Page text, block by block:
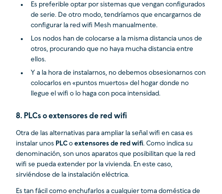
Es preferible optar por sistemas que vengan configurados
de serie. De otro modo, tendríamos que encargarnos de
configurar la red wifi Mesh manualmente.
Los nodos han de colocarse a la misma distancia unos de
otros, procurando que no haya mucha distancia entre
ellos.
Y a la hora de instalarnos, no debemos obsesionarnos con
colocarlos en «puntos muertos» del hogar donde no
llegue el wifi o lo haga con poca intensidad.
8. PLCs o extensores de red wifi
Otra de las alternativas para ampliar la señal wifi en casa es
instalar unos PLC o extensores de red wifi. Como indica su
denominación, son unos aparatos que posibilitan que la red
wifi se pueda extender por la vivienda. En este caso,
sirviéndose de la instalación eléctrica.
Es tan fácil como enchufarlos a cualquier toma doméstica de